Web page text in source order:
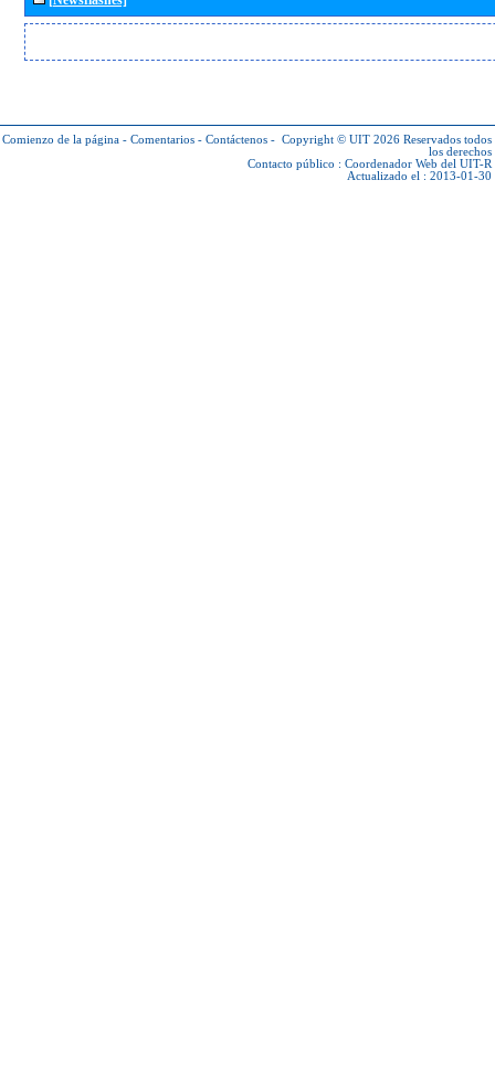
Comienzo de la página - Comentarios - Contáctenos - Copyright © UIT 2026 Reservados todos
los derechos
Contacto público : Coordenador Web del UIT-R
Actualizado el : 2013-01-30